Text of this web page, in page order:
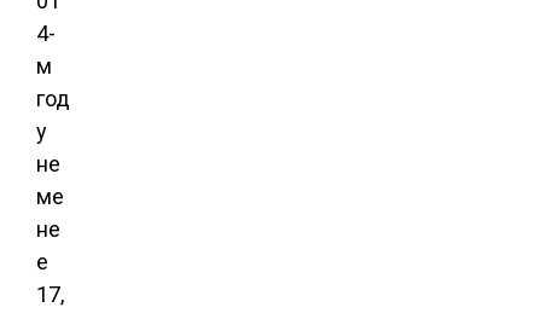
4-
м
год
у
не
ме
не
е
17,